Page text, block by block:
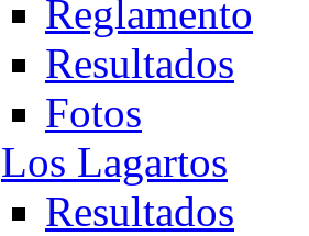
Reglamento
Resultados
Fotos
Los Lagartos
Resultados